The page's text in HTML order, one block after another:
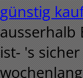
günstig
ausserhalb
ist- 's